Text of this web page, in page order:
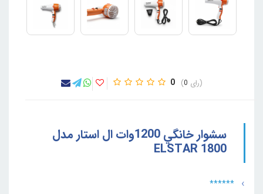
0 0
سشوار خانگي 1200وات ال استار مدل
ELSTAR 1800
******